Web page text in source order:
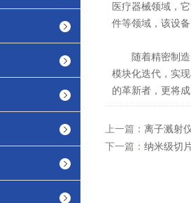
医疗器械领域，
件等领域，该设
随着精密制造
模块化迭代，实
的革新者，更将
上一篇： 离子溅射
下一篇： 纳米级切